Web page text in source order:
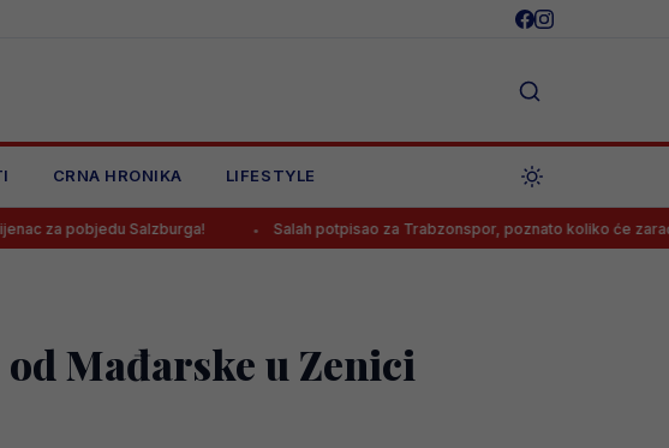
CRNA HRONIKA LIFESTYLE
Salzburga! Salah potpisao za Trabzonspor, poznato koliko će zarađivati
Mađarske u Zenici